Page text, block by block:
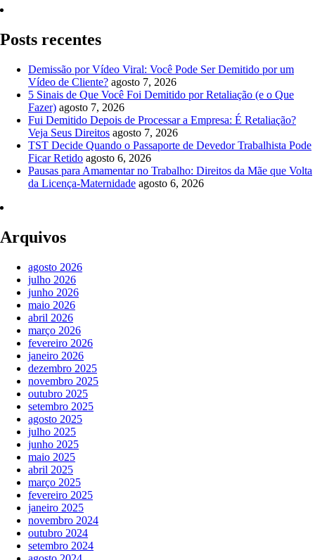
Posts recentes
Demissão por Vídeo Viral: Você Pode Ser Demitido por um
Vídeo de Cliente? agosto 7, 2026
5 Sinais de Que Você Foi Demitido por Retaliação (e o Que
Fazer) agosto 7, 2026
Fui Demitido Depois de Processar a Empresa: É Retaliação?
Veja Seus Direitos agosto 7, 2026
TST Decide Quando o Passaporte de Devedor Trabalhista Pode
Ficar Retido agosto 6, 2026
Pausas para Amamentar no Trabalho: Direitos da Mãe que Volta
da Licença-Maternidade agosto 6, 2026
Arquivos
agosto 2026
julho 2026
junho 2026
maio 2026
abril 2026
março 2026
fevereiro 2026
janeiro 2026
dezembro 2025
novembro 2025
outubro 2025
setembro 2025
agosto 2025
julho 2025
junho 2025
maio 2025
abril 2025
março 2025
fevereiro 2025
janeiro 2025
novembro 2024
outubro 2024
setembro 2024